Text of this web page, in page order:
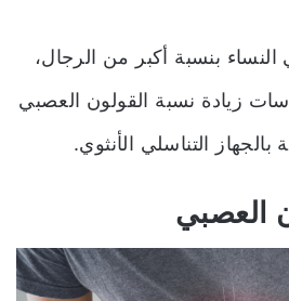
بنسبة أكبر من الرجال،
زيادة نسبة القولون العصبي
التناسلي الأنثوي.
العصبي